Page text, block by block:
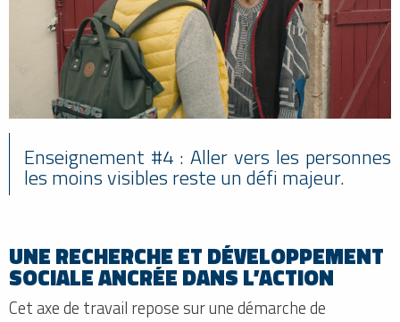
Enseignement #4 : Aller vers les personnes
les moins visibles reste un défi majeur.
UNE RECHERCHE ET DÉVELOPPEMENT
SOCIALE ANCRÉE DANS L’ACTION
Cet axe de travail repose sur une démarche de